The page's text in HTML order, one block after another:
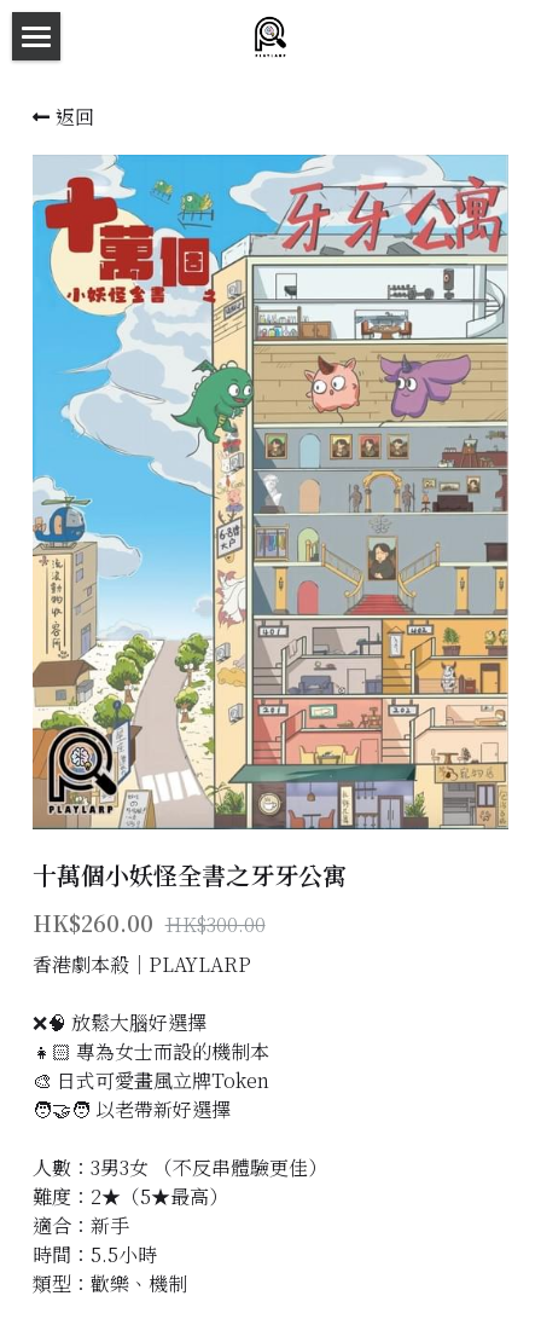
新本預告
主持人檔案
劇本相冊
拼團快團群組
劇本殺介紹
預約方法
主題房間
會員優惠
學生優惠
主持/劇本招募
到址及團建服務
傳媒報道
聯絡我們
搜索
立即預約
返回
十萬個小妖怪全書之牙牙公寓
HK$260.00 HK$300.00
香港劇本殺│PLAYLARP
❌🧠 放鬆大腦好選擇
👧🏻 專為女士而設的機制本
🎨 日式可愛畫風立牌Token
🧑‍🤝‍🧑 以老帶新好選擇
人數：3男3女 （不反串體驗更佳）
難度：2★（5★最高）
適合：新手
時間：5.5小時
類型：歡樂、機制
商品分類
所有商品分類